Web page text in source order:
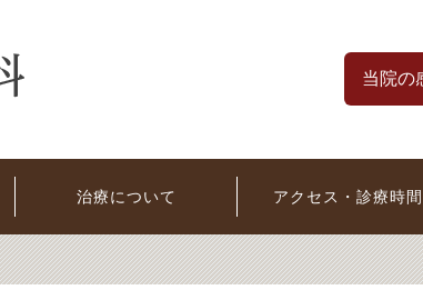
当院の
治療について アクセス・診療時間